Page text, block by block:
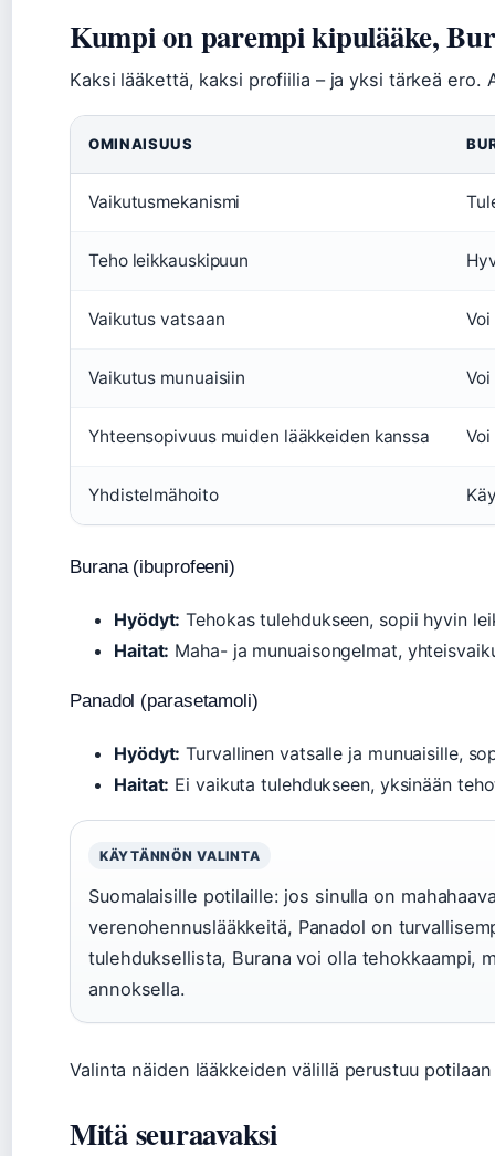
Kumpi on parempi kipulääke,
Kaksi lääkettä, kaksi profiilia – ja yksi tärkeä ero.
OMINAISUUS
Vaikutusmekanismi
Teho leikkauskipuun
Vaikutus vatsaan
Vaikutus munuaisiin
Yhteensopivuus muiden lääkkeiden kanssa
Yhdistelmähoito
Burana (ibuprofeeni)
Hyödyt: Tehokas tulehdukseen, sopii hyvin
Haitat: Maha- ja munuaisongelmat,
Panadol (parasetamoli)
Hyödyt: Turvallinen vatsalle ja munuaisille,
Haitat: Ei vaikuta tulehdukseen, yksinään
KÄYTÄNNÖN VALINTA
Suomalaisille potilaille: jos sinulla on
verenohennuslääkkeitä, Panadol on
tulehduksellista, Burana voi olla tehokkaampi,
annoksella.
Valinta näiden lääkkeiden välillä perustuu
Mitä seuraavaksi